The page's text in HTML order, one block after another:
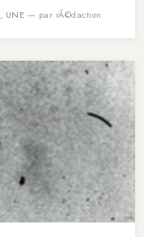
, UNE — par rÃ©daction